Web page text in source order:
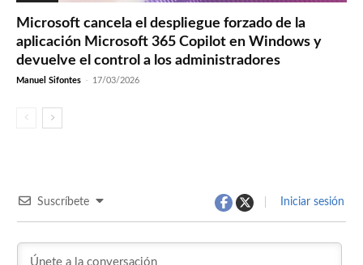
Microsoft cancela el despliegue forzado de la
aplicación Microsoft 365 Copilot en Windows y
devuelve el control a los administradores
Manuel Sifontes - 17/03/2026
Suscríbete Iniciar sesión